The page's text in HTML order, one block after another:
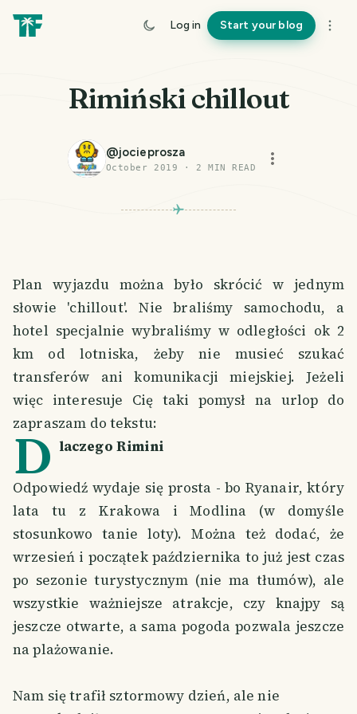
Log in Start your blog
Rimiński chillout
@jocieprosza
October 2019 · 2 MIN READ
Plan wyjazdu można było skrócić w jednym
słowie 'chillout'. Nie braliśmy samochodu, a
hotel specjalnie wybraliśmy w odległości ok 2
km od lotniska, żeby nie musieć szukać
transferów ani komunikacji miejskiej. Jeżeli
więc interesuje Cię taki pomysł na urlop do
zapraszam do tekstu:
D laczego Rimini
Odpowiedź wydaje się prosta - bo Ryanair, który
lata tu z Krakowa i Modlina (w domyśle
stosunkowo tanie loty). Można też dodać, że
wrzesień i początek października to już jest czas
po sezonie turystycznym (nie ma tłumów), ale
wszystkie ważniejsze atrakcje, czy knajpy są
jeszcze otwarte, a sama pogoda pozwala jeszcze
na plażowanie.
Nam się trafił sztormowy dzień, ale nie